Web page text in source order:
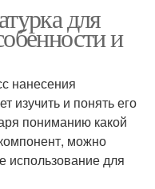
шпаклевки
для
и
нанесения
изучить и понять его
пониманию какой
можно
использование для